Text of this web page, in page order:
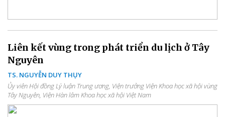
Liên kết vùng trong phát triển du lịch ở Tây
Nguyên
TS. NGUYỄN DUY THỤY
Ủy viên Hội đồng Lý luận Trung ương, Viện trưởng Viện Khoa học xã hội vùng
Tây Nguyên, Viện Hàn lâm Khoa học xã hội Việt Nam